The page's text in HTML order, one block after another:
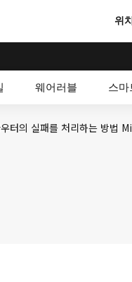
위
웨어러블 스마
터의 실패를 처리하는 방법